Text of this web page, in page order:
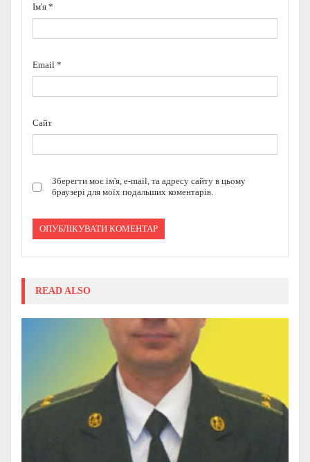
Ім'я *
Email *
Сайт
Зберегти моє ім'я, e-mail, та адресу сайту в цьому
браузері для моїх подальших коментарів.
READ ALSO